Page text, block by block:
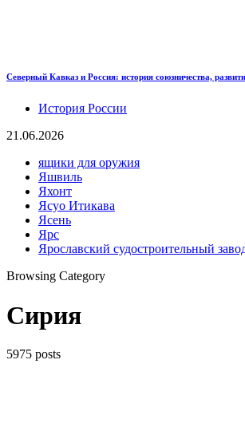
Северный Кавказ и Россия: история союзничества,
История России
21.06.2026
ящики для оружия
Яшвиль
Яхонт
Ясуо Итикава
Ясень
Ярс
Ярославский судостроительный
Browsing Category
Сирия
5975 posts